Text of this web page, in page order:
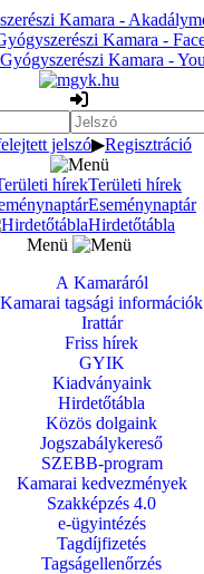
jelszó▶Regisztráció
Területi hírek
Eseménynaptár
Hirdetőtábla
Menü
A Kamaráról
Kamarai tagsági információk
Irattár
Friss hírek
GYIK
Kiadványaink
Hirdetőtábla
Közös dolgaink
Jogszabálykereső
SZEBB-program
Kamarai kedvezmények
Szakképzés 4.0
e-ügyintézés
Tagdíjfizetés
Tagságellenőrzés